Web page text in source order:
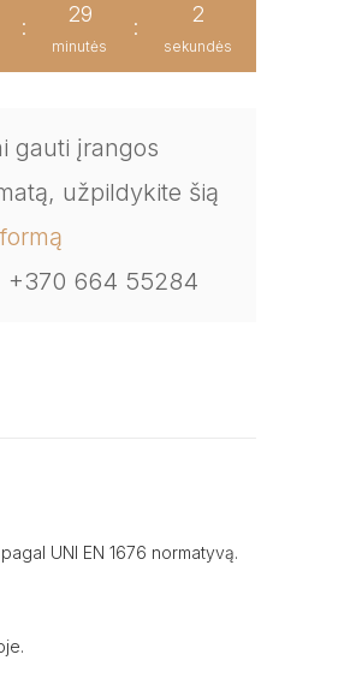
:
29
minutės
:
1
sekundės
gauti įrangos
užpildykite šią
formą
+370 664 55284
UNI EN 1676 normatyvą.